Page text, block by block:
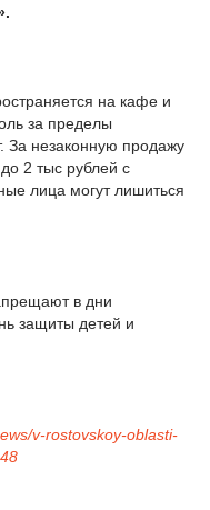
на кафе и
за пределы
За незаконную продажу
2 тыс рублей с
лица могут лишиться
в дни
защиты детей и
v-rostovskoy-oblasti-